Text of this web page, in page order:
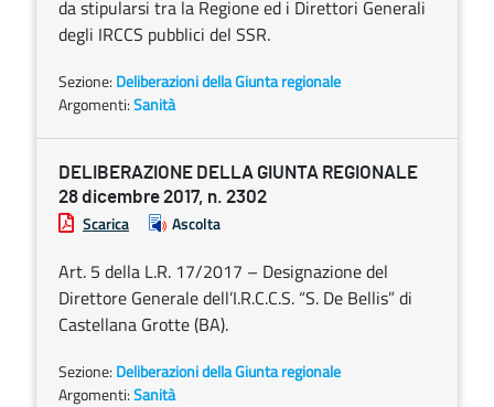
da stipularsi tra la Regione ed i Direttori Generali
degli IRCCS pubblici del SSR.
Sezione: Deliberazioni della Giunta regionale
Argomenti:Sanità
DELIBERAZIONE DELLA GIUNTA REGIONALE
28 dicembre 2017, n. 2302
Scarica Ascolta
Art. 5 della L.R. 17/2017 – Designazione del
Direttore Generale dell’I.R.C.C.S. “S. De Bellis” di
Castellana Grotte (BA).
Sezione: Deliberazioni della Giunta regionale
Argomenti:Sanità